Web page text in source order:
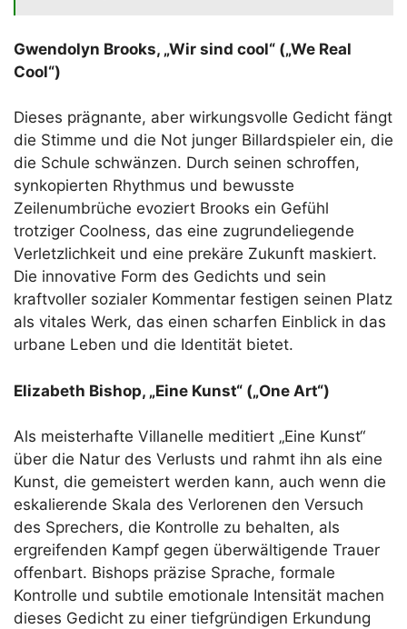
Gwendolyn Brooks, „Wir sind cool“ („We Real
Cool“)
Dieses prägnante, aber wirkungsvolle Gedicht fängt
die Stimme und die Not junger Billardspieler ein, die
die Schule schwänzen. Durch seinen schroffen,
synkopierten Rhythmus und bewusste
Zeilenumbrüche evoziert Brooks ein Gefühl
trotziger Coolness, das eine zugrundeliegende
Verletzlichkeit und eine prekäre Zukunft maskiert.
Die innovative Form des Gedichts und sein
kraftvoller sozialer Kommentar festigen seinen Platz
als vitales Werk, das einen scharfen Einblick in das
urbane Leben und die Identität bietet.
Elizabeth Bishop, „Eine Kunst“ („One Art“)
Als meisterhafte Villanelle meditiert „Eine Kunst“
über die Natur des Verlusts und rahmt ihn als eine
Kunst, die gemeistert werden kann, auch wenn die
eskalierende Skala des Verlorenen den Versuch
des Sprechers, die Kontrolle zu behalten, als
ergreifenden Kampf gegen überwältigende Trauer
offenbart. Bishops präzise Sprache, formale
Kontrolle und subtile emotionale Intensität machen
dieses Gedicht zu einer tiefgründigen Erkundung